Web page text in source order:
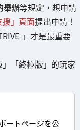
舉辦等規定，想申請
援」頁面提出申請！
」才是最重要
」「終極版」的玩家
ートページを公